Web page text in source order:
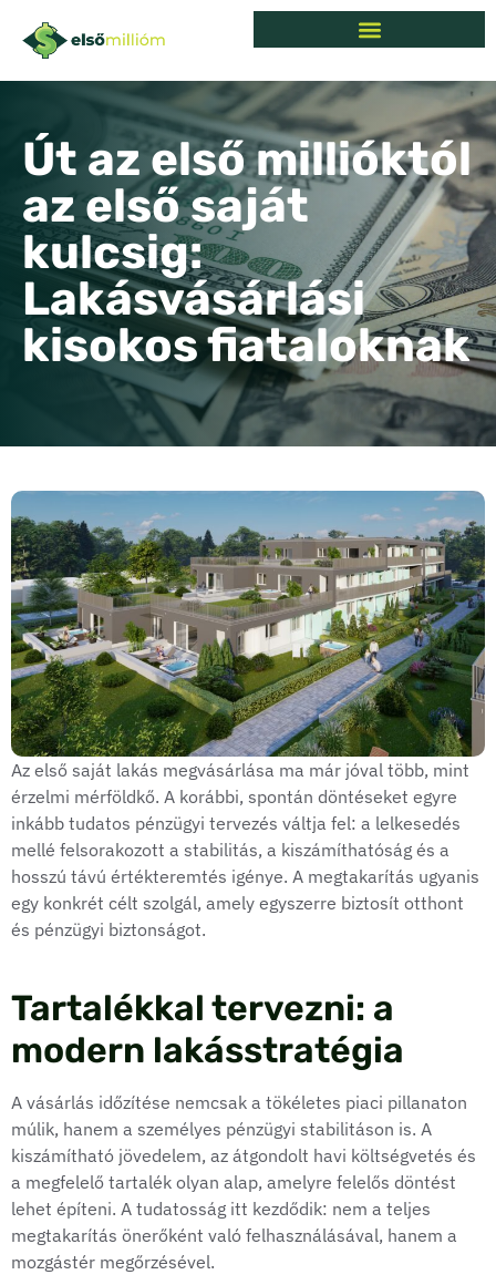
Út az első millióktól
az első saját
kulcsig:
Lakásvásárlási
kisokos fiataloknak
Az első saját lakás megvásárlása ma már jóval több, mint
érzelmi mérföldkő. A korábbi, spontán döntéseket egyre
inkább tudatos pénzügyi tervezés váltja fel: a lelkesedés
mellé felsorakozott a stabilitás, a kiszámíthatóság és a
hosszú távú értékteremtés igénye. A megtakarítás ugyanis
egy konkrét célt szolgál, amely egyszerre biztosít otthont
és pénzügyi biztonságot.
Tartalékkal tervezni: a
modern lakásstratégia
A vásárlás időzítése nemcsak a tökéletes piaci pillanaton
múlik, hanem a személyes pénzügyi stabilitáson is. A
kiszámítható jövedelem, az átgondolt havi költségvetés és
a megfelelő tartalék olyan alap, amelyre felelős döntést
lehet építeni. A tudatosság itt kezdődik: nem a teljes
megtakarítás önerőként való felhasználásával, hanem a
mozgástér megőrzésével.